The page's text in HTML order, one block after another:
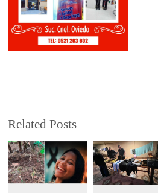
Related Posts